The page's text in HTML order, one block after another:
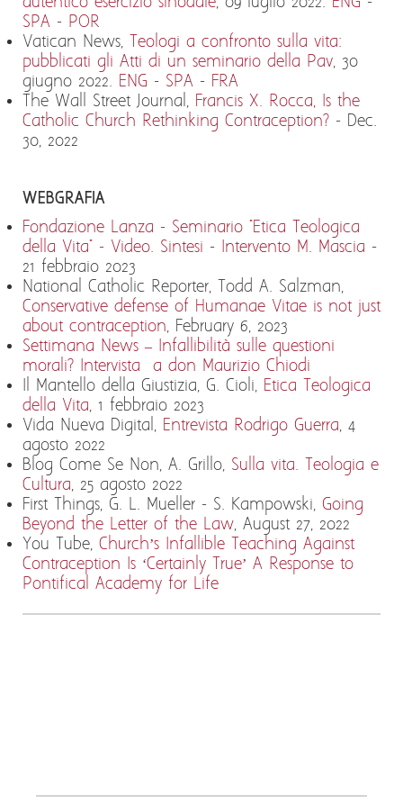
SPA - POR
Vatican News, Teologi a confronto sulla vita:
pubblicati gli Atti di un seminario della Pav, 30
giugno 2022. ENG - SPA - FRA
The Wall Street Journal, Francis X. Rocca, Is the
Catholic Church Rethinking Contraception? - Dec.
30, 2022
WEBGRAFIA
Fondazione Lanza - Seminario "Etica Teologica
della Vita" - Video. Sintesi - Intervento M. Mascia -
21 febbraio 2023
National Catholic Reporter, Todd A. Salzman,
Conservative defense of Humanae Vitae is not just
about contraception, February 6, 2023
Settimana News – Infallibilità sulle questioni
morali? Intervista a don Maurizio Chiodi
Il Mantello della Giustizia, G. Cioli, Etica Teologica
della Vita, 1 febbraio 2023
Vida Nueva Digital, Entrevista Rodrigo Guerra, 4
agosto 2022
Blog Come Se Non, A. Grillo, Sulla vita. Teologia e
Cultura, 25 agosto 2022
First Things, G. L. Mueller - S. Kampowski, Going
Beyond the Letter of the Law, August 27, 2022
You Tube, Church’s Infallible Teaching Against
Contraception Is ‘Certainly True’ A Response to
Pontifical Academy for Life